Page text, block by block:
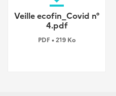
Veille ecofin_Covid n°
4.pdf
PDF • 219 Ko